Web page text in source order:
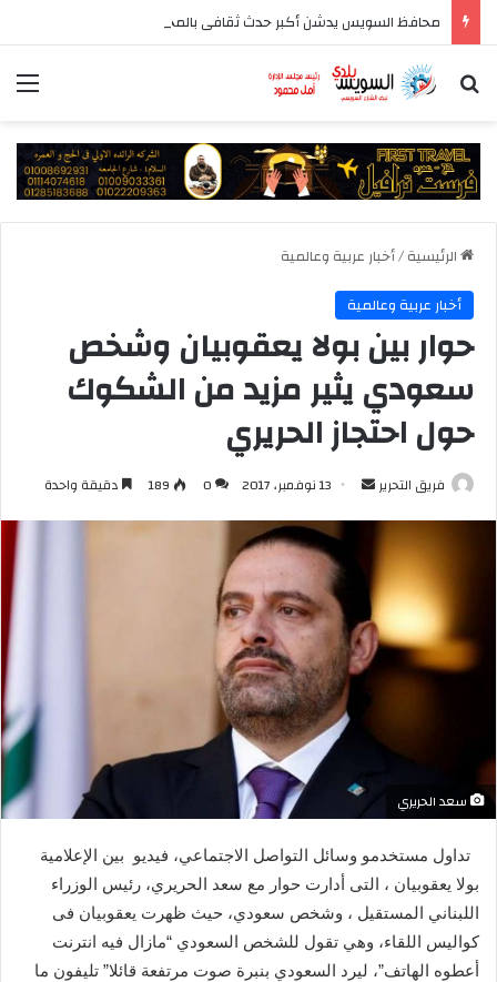
بحث عن
الرئيسية/أخبار عربية وعالمية
أخبار عربية وعالمية
حوار بين بولا يعقوبيان وشخص
سعودي يثير مزيد من الشكوك
حول احتجاز الحريري
فريق التحرير
أرسل
إلكترونيا
13 نوفمبر، 2017 0
189 دقيقة واحدة
سعد الحريري
تداول مستخدمو وسائل التواصل الاجتماعي، فيديو بين الإعلامية
بولا يعقوبيان ، التى أدارت حوار مع سعد الحريري، رئيس الوزراء
اللبناني المستقيل ، وشخص سعودي، حيث ظهرت يعقوبيان فى
كواليس اللقاء، وهي تقول للشخص السعودي “مازال فيه انترنت
أعطوه الهاتف”، ليرد السعودي بنبرة صوت مرتفعة قائلا” تليفون ما